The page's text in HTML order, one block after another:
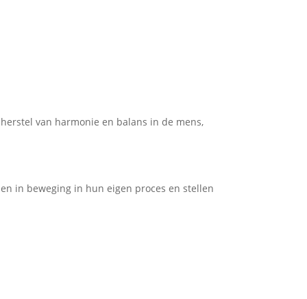
van harmonie en balans in de mens,
in beweging in hun eigen proces en stellen